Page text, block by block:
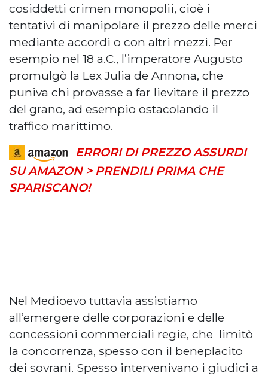
cosiddetti crimen monopolii, cioè i
tentativi di manipolare il prezzo delle merci
mediante accordi o con altri mezzi. Per
esempio nel 18 a.C., l’imperatore Augusto
promulgò la Lex Julia de Annona, che
puniva chi provasse a far lievitare il prezzo
del grano, ad esempio ostacolando il
traffico marittimo.
ERRORI DI PREZZO ASSURDI
SU AMAZON > PRENDILI PRIMA CHE
SPARISCANO!
Nel Medioevo tuttavia assistiamo
all’emergere delle corporazioni e delle
concessioni commerciali regie, che limitò
la concorrenza, spesso con il beneplacito
dei sovrani. Spesso intervenivano i giudici a